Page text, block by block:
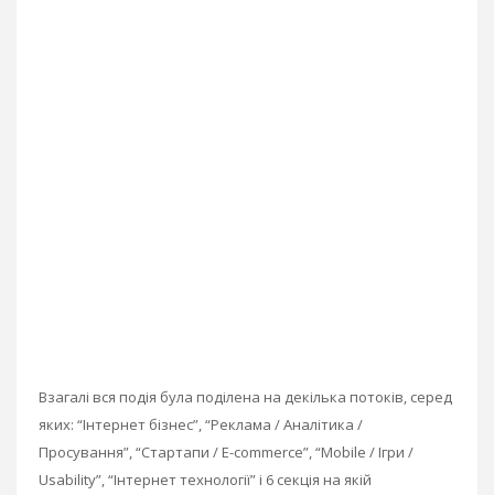
Взагалі вся подія була поділена на декілька потоків, серед
яких: “Інтернет бізнес”, “Реклама / Аналітика /
Просування”, “Стартапи / E-commerce”, “Mobile / Ігри /
Usability”, “Інтернет технології” і 6 секція на якій